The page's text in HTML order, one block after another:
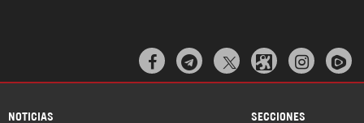
  
NOTICIAS SECCIONES